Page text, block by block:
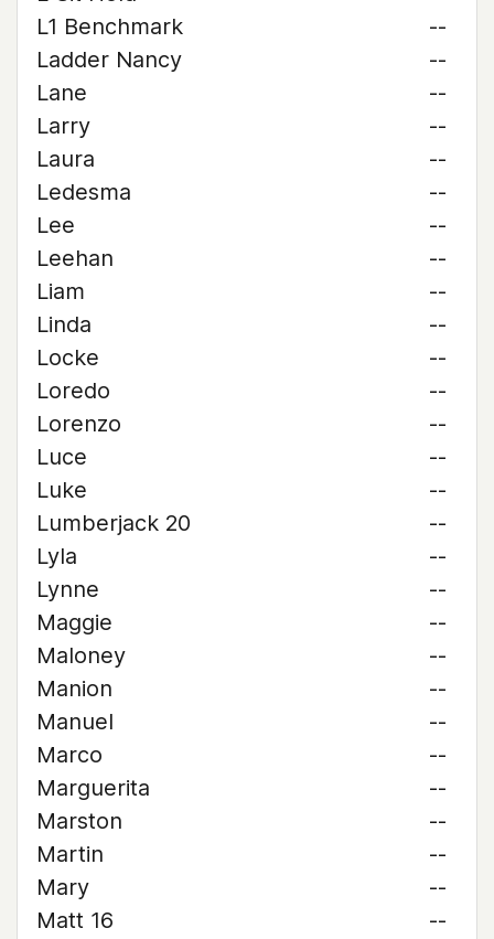
L1 Benchmark
--
Ladder Nancy
--
Lane
--
Larry
--
Laura
--
Ledesma
--
Lee
--
Leehan
--
Liam
--
Linda
--
Locke
--
Loredo
--
Lorenzo
--
Luce
--
Luke
--
Lumberjack 20
--
Lyla
--
Lynne
--
Maggie
--
Maloney
--
Manion
--
Manuel
--
Marco
--
Marguerita
--
Marston
--
Martin
--
Mary
--
Matt 16
--